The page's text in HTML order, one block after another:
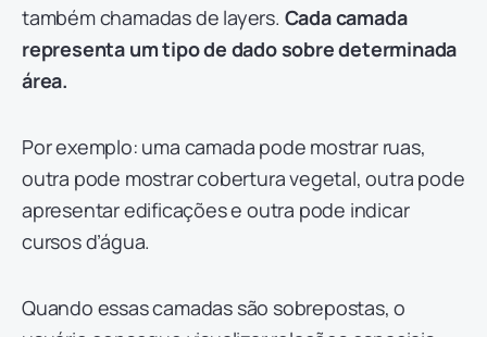
também chamadas de layers. Cada camada
representa um tipo de dado sobre determinada
área.
Por exemplo: uma camada pode mostrar ruas,
outra pode mostrar cobertura vegetal, outra pode
apresentar edificações e outra pode indicar
cursos d’água.
Quando essas camadas são sobrepostas, o